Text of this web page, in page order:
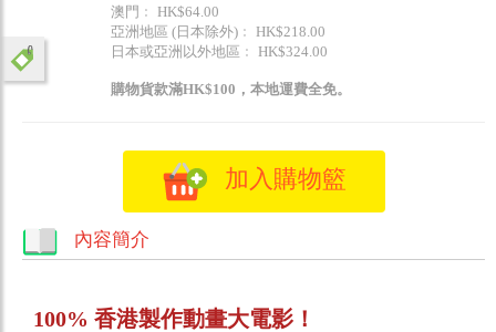
澳門﹕ HK$64.00
亞洲地區 (日本除外)﹕ HK$218.00
日本或亞洲以外地區﹕ HK$324.00
購物貨款滿HK$100，本地運費全免。
加入購物籃
內容簡介
100% 香港製作動畫大電影！